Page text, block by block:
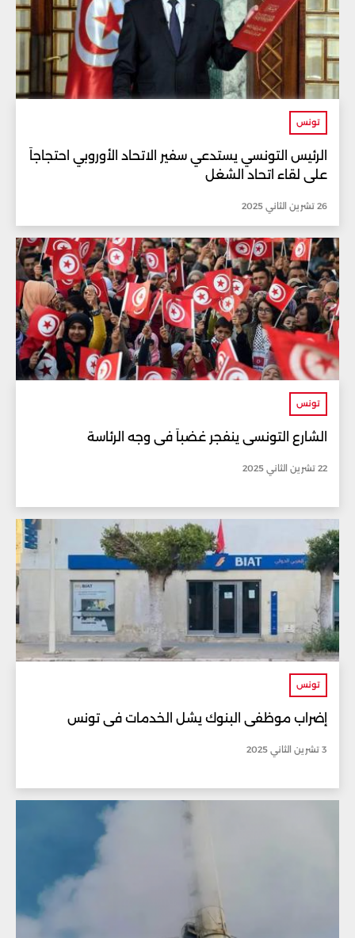
تونس
الرئيس التونسي يستدعي سفير الاتحاد الأوروبي احتجاجاً
على لقاء اتحاد الشغل
26 تشرين الثاني 2025
تونس
الشارع التونسي ينفجر غضباً في وجه الرئاسة
22 تشرين الثاني 2025
تونس
إضراب موظفي البنوك يشل الخدمات في تونس
3 تشرين الثاني 2025